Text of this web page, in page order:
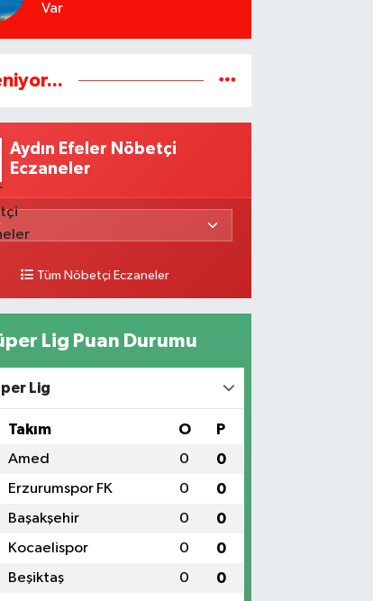
Var
Aydın Efeler Nöbetçi
Eczaneler
Tüm Nöbetçi Eczaneler
Lig Puan Durumu
Lig
Takım O P
Amed 0 0
Erzurumspor FK 0 0
Başakşehir 0 0
Kocaelispor 0 0
Beşiktaş 0 0